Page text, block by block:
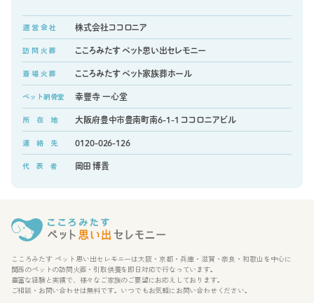
運 営 会 社 株式会社ココロニア
訪 問 火 葬 こころみたす ペット思い出セレモニー
斎 場 火 葬 こころみたす ペット家族葬ホール
ペット納骨堂 幸豐寺 一心堂
所 在 地 大阪府豊中市豊南町南6-1-1 ココロニアビル
連 絡 先 0120-026-126
代 表 者 岡田 博貴
こころみたす ペット思い出セレモニーは大阪・京都・兵庫・滋賀・奈良・和歌山を中心に
関西のペットの訪問火葬・引取供養を即日対応で行なっています。
豊富な経験と実績で、様々なご家族のご要望にお応えしております。
ご相談・お問い合わせは無料です。いつでもお気軽にお問い合わせください。